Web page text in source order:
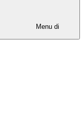
Menu di